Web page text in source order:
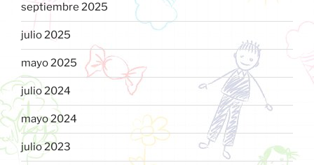
septiembre 2025
julio 2025
mayo 2025
julio 2024
mayo 2024
julio 2023